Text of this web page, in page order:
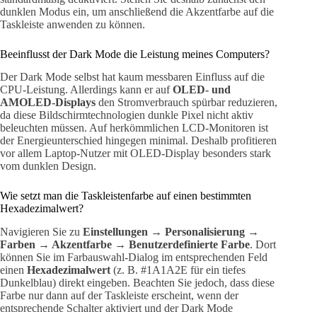
dunklen Modus ein, um anschließend die Akzentfarbe auf die
Taskleiste anwenden zu können.
Beeinflusst der Dark Mode die Leistung meines Computers?
Der Dark Mode selbst hat kaum messbaren Einfluss auf die
CPU-Leistung. Allerdings kann er aufOLED- und
AMOLED-Displays den Stromverbrauch spürbar reduzieren,
da diese Bildschirmtechnologien dunkle Pixel nicht aktiv
beleuchten müssen. Auf herkömmlichen LCD-Monitoren ist
der Energieunterschied hingegen minimal. Deshalb profitieren
vor allem Laptop-Nutzer mit OLED-Display besonders stark
vom dunklen Design.
Wie setzt man die Taskleistenfarbe auf einen bestimmten
Hexadezimalwert?
Navigieren Sie zu Einstellungen → Personalisierung →
Farben → Akzentfarbe → Benutzerdefinierte Farbe. Dort
können Sie im Farbauswahl-Dialog im entsprechenden Feld
einen Hexadezimalwert (z. B. #1A1A2E für ein tiefes
Dunkelblau) direkt eingeben. Beachten Sie jedoch, dass diese
Farbe nur dann auf der Taskleiste erscheint, wenn der
entsprechende Schalter aktiviert und der Dark Mode